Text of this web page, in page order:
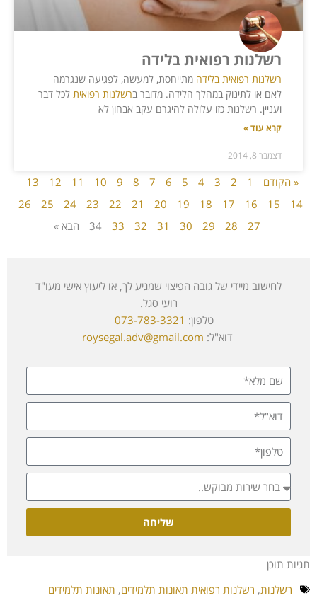
רשלנות רפואית בלידה
רשלנות רפואית בלידה מתייחסת, למעשה, לפגיעה שנגרמה
לאם או לתינוק במהלך הלידה. מדובר ברשלנות רפואית לכל דבר
ועניין. רשלנות כזו עלולה להיגרם עקב אבחון לא
קרא עוד »
דצמבר 8, 2014
« הקודם 1
2
3
4
5
6
7
8
9
10
11
12
13
14
15
16
17
18
19
20
21
22
23
24
25
26
27
28
29
30
31
32
33
34 הבא »
לחישוב מיידי של גובה הפיצוי שמגיע לך, או ליעוץ אישי מעו"ד
רועי סגל.
טלפון: 073-783-3321
דוא"ל: roysegal.adv@gmail.com
שליחה
תגיות תוכן
רשלנות, רשלנות רפואית תאונות תלמידים, תאונות תלמידים